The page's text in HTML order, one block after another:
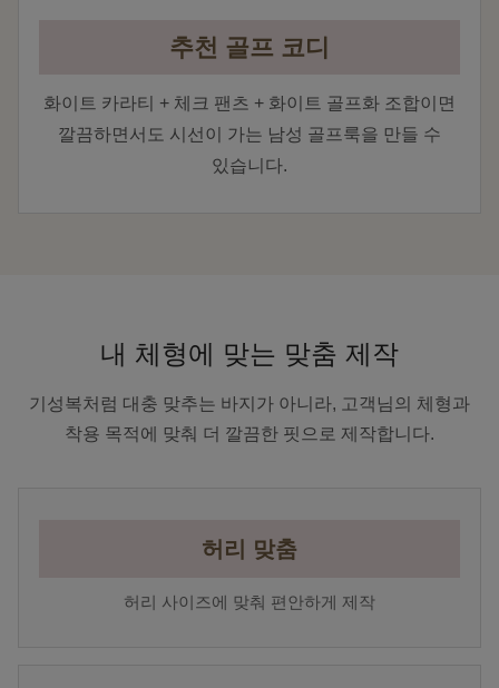
추천 골프 코디
화이트 카라티 + 체크 팬츠 + 화이트 골프화 조합이면
깔끔하면서도 시선이 가는 남성 골프룩을 만들 수
있습니다.
내 체형에 맞는 맞춤 제작
기성복처럼 대충 맞추는 바지가 아니라, 고객님의 체형과
착용 목적에 맞춰 더 깔끔한 핏으로 제작합니다.
허리 맞춤
허리 사이즈에 맞춰 편안하게 제작